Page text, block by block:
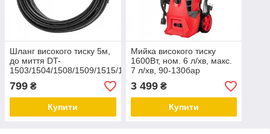
Шланг високого тиску 5м,
до миття DT-
1503/1504/1508/1509/1515/1517,
макс. 200 бар INTERTOOL
DT-1555
799 ₴
Купити
Мийка високого тиску
1600Вт, ном. 6 л/хв, макс.
7 л/хв, 90-130бар
INTERTOOL DT-1515
3 499₴
Купити